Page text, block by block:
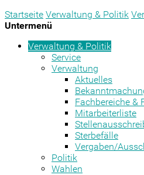
Startseite Verwaltung & Politik
Untermenü
Verwaltung & Politik
Service
Verwaltung
Aktuelles
Fachbereiche &
Mitarbeiterliste
Sterbefälle
Vergaben/
Politik
Wahlen